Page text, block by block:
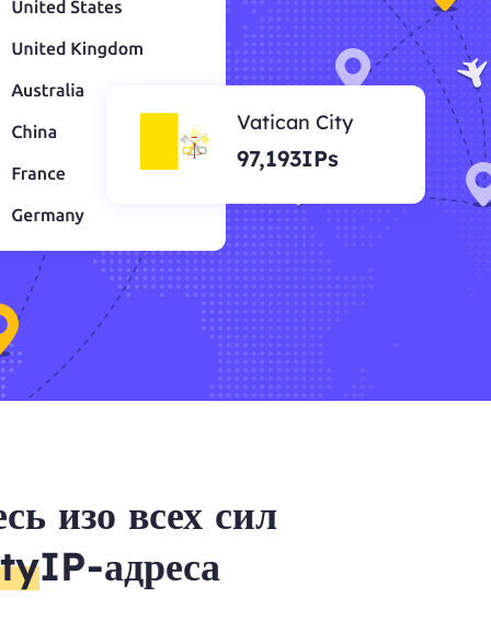
Vatican City
97,193IPs
изо всех сил
IP-адреса